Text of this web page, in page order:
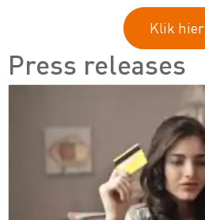
Klik hier
Press releases